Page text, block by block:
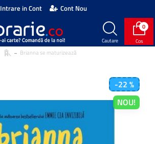
Intrare in Cont Cont Nou
0
Brianna se maturizează
NOU!
-22 %